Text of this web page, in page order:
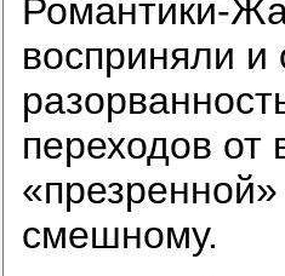
Романтики-
восприняли и
переходов от
смешному.